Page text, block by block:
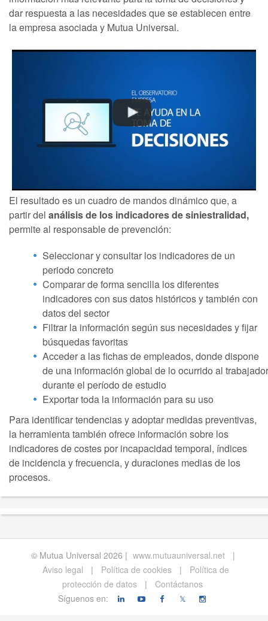
dar respuesta a las necesidades que se establecen entre
la empresa asociada y Mutua Universal.
El resultado es un cuadro de mandos dinámico que, a
partir del análisis de los indicadores de siniestralidad,
permite al responsable de prevención:
Seleccionar y consultar los indicadores de un
periodo concreto
Comparar de forma sencilla los diferentes
indicadores con sus datos históricos y también con
datos del sector
Filtrar la información según sus necesidades y fijar
búsquedas favoritas
Acceder a las fichas de empleados, donde dispone
de una información global de lo ocurrido al trabajador
durante el período de estudio
Exportar toda la información para su uso
Para identificar tendencias y adoptar medidas preventivas,
la herramienta también ofrece información sobre los
indicadores de costes por incapacidad temporal, índices
de incidencia y frecuencia, y duraciones medias de los
procesos.
© Mutua Universal 2026 | www.mutuauniversal.net
|
Aviso legal
| Política de cookies |
Política de
protección de datos
|
Contáctanos
Síguenos en:
𝕏